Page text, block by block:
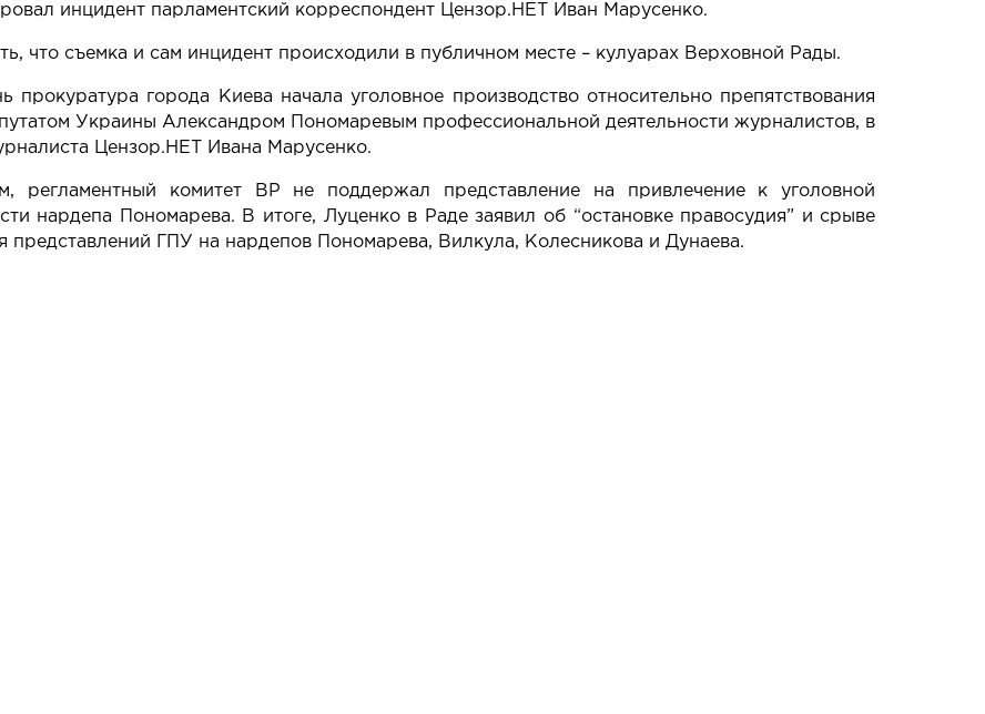
инцидент парламентский корреспондент Цензор.НЕТ Иван Марусенко.
что съемка и сам инцидент происходили в публичном месте – кулуарах Верховной Рады.
прокуратура города Киева начала уголовное производство относительно препятствования
Украины Александром Пономаревым профессиональной деятельности журналистов, в
Цензор.НЕТ Ивана Марусенко.
регламентный комитет ВР не поддержал представление на привлечение к уголовной
нардепа Пономарева. В итоге, Луценко в Раде заявил об “остановке правосудия” и срыве
представлений ГПУ на нардепов Пономарева, Вилкула, Колесникова и Дунаева.